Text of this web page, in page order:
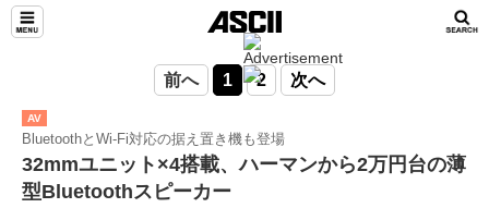
前へ 1 2 次へ
AV
BluetoothとWi-Fi対応の据え置き機も登場
32mmユニット×4搭載、ハーマンから2万円台の薄
型Bluetoothスピーカー